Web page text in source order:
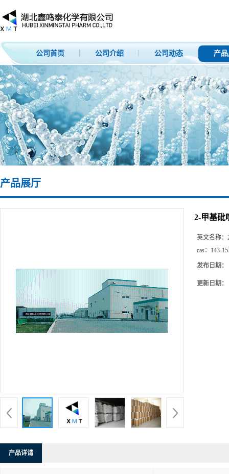
公司首页 公司介绍 公司动态 产
产品展厅
2-甲基砒
英文名称：
cas： 143-
发布日期：
更新日期：
产品详请